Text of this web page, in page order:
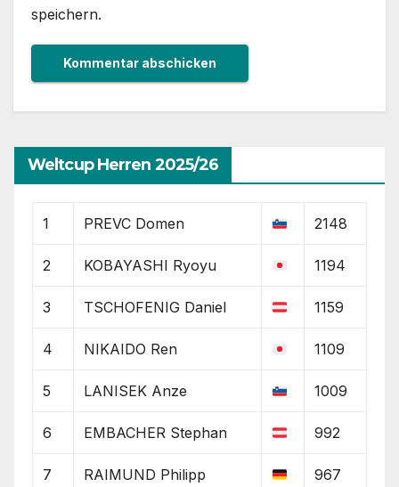
speichern.
Weltcup Herren 2025/26
1 PREVC Domen 2148
2 KOBAYASHI Ryoyu 1194
3 TSCHOFENIG Daniel 1159
4 NIKAIDO Ren 1109
5 LANISEK Anze 1009
6 EMBACHER Stephan 992
7 RAIMUND Philipp 967